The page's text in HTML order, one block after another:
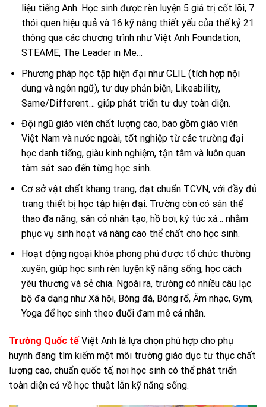
liệu tiếng Anh. Học sinh được rèn luyện 5 giá trị cốt lõi, 7
thói quen hiệu quả và 16 kỹ năng thiết yếu của thế kỷ 21
thông qua các chương trình như Việt Anh Foundation,
STEAME, The Leader in Me…
Phương pháp học tập hiện đại như CLIL (tích hợp nội
dung và ngôn ngữ), tư duy phản biện, Likeability,
Same/Different… giúp phát triển tư duy toàn diện.
Đội ngũ giáo viên chất lượng cao, bao gồm giáo viên
Việt Nam và nước ngoài, tốt nghiệp từ các trường đại
học danh tiếng, giàu kinh nghiệm, tận tâm và luôn quan
tâm sát sao đến từng học sinh.
Cơ sở vật chất khang trang, đạt chuẩn TCVN, với đầy đủ
trang thiết bị học tập hiện đại. Trường còn có sân thể
thao đa năng, sân cỏ nhân tạo, hồ bơi, ký túc xá… nhằm
phục vụ sinh hoạt và nâng cao thể chất cho học sinh.
Hoạt động ngoại khóa phong phú được tổ chức thường
xuyên, giúp học sinh rèn luyện kỹ năng sống, học cách
yêu thương và sẻ chia. Ngoài ra, trường có nhiều câu lạc
bộ đa dạng như Xã hội, Bóng đá, Bóng rổ, Âm nhạc, Gym,
Yoga để học sinh theo đuổi đam mê cá nhân.
Trường Quốc tế Việt Anh là lựa chọn phù hợp cho phụ
huynh đang tìm kiếm một môi trường giáo dục tư thục chất
lượng cao, chuẩn quốc tế, nơi học sinh có thể phát triển
toàn diện cả về học thuật lẫn kỹ năng sống.